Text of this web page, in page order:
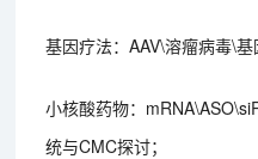
基因疗法：AAV\溶瘤病毒\基
小核酸药物：
统与CMC探讨；